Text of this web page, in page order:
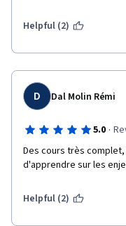
Helpful (2)
D Dal Molin Rémi
5.0 ·
Des cours très
d'apprendre sur les
Helpful (2)